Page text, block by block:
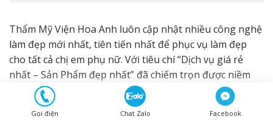
Thẩm Mỹ Viện Hoa Anh luôn cập nhật nhiều công nghệ
làm đẹp mới nhất, tiên tiến nhất để phục vụ làm đẹp
cho tất cả chị em phụ nữ. Với tiêu chí “Dịch vụ giá rẻ
nhất – Sản Phẩm đẹp nhất” đã chiếm trọn được niềm
tin yêu của các chị em.
Hy vọng những thông tin về các gam màu phổ biến cho
Gọi điện Chat Zalo Facebook